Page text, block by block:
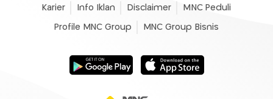
Karier Info Iklan Disclaimer MNC Peduli
Profile MNC Group MNC Group Bisnis